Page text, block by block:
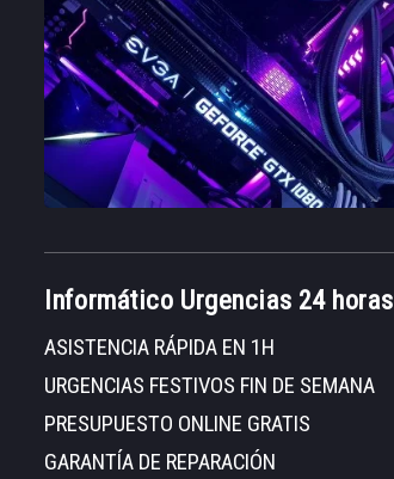
Informático Urgencias 24 horas
ASISTENCIA RÁPIDA EN 1H
URGENCIAS FESTIVOS FIN DE SEMANA
PRESUPUESTO ONLINE GRATIS
GARANTÍA DE REPARACIÓN